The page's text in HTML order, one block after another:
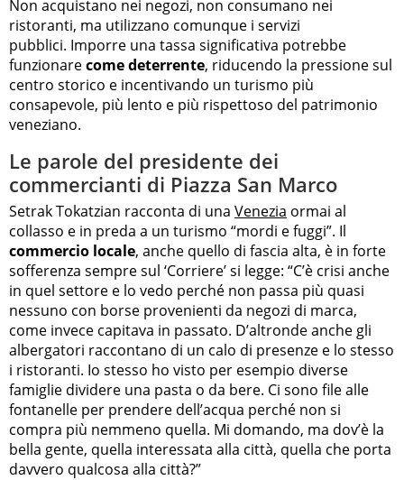
Non acquistano nei negozi, non consumano nei
ristoranti, ma utilizzano comunque i servizi
pubblici. Imporre una tassa significativa potrebbe
funzionarecome deterrente, riducendo la pressione sul
centro storico e incentivando un turismo più
consapevole, più lento e più rispettoso del patrimonio
veneziano.
Le parole del presidente dei
commercianti di Piazza San Marco
Setrak Tokatzian racconta di una Venezia ormai al
collasso e in preda a un turismo “mordi e fuggi”. Il
commercio locale, anche quello di fascia alta, è in forte
sofferenza sempre sul ‘Corriere’ si legge: “C’è crisi anche
in quel settore e lo vedo perché non passa più quasi
nessuno con borse provenienti da negozi di marca,
come invece capitava in passato. D’altronde anche gli
albergatori raccontano di un calo di presenze e lo stesso
i ristoranti. Io stesso ho visto per esempio diverse
famiglie dividere una pasta o da bere. Ci sono file alle
fontanelle per prendere dell’acqua perché non si
compra più nemmeno quella. Mi domando, ma dov’è la
bella gente, quella interessata alla città, quella che porta
davvero qualcosa alla città?”